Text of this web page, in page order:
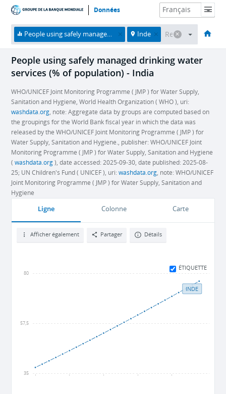
Données
Accueil Économies Données et ressources À propos
People using safely managed drinking water services (% of population) Inde
People using safely managed drinking water
services (% of population) - India
WHO/UNICEF Joint Monitoring Programme ( JMP ) for Water Supply,
Sanitation and Hygiene, World Health Organization ( WHO ), uri:
washdata.org, note: Aggregate data by groups are computed based on
the groupings for the World Bank fiscal year in which the data was
released by the WHO/UNICEF Joint Monitoring Programme ( JMP ) for
Water Supply, Sanitation and Hygiene., publisher: WHO/UNICEF Joint
Monitoring Programme ( JMP ) for Water Supply, Sanitation and Hygiene
(washdata.org ), date accessed: 2025-09-30, date published: 2025-08-
25; UN Children's Fund ( UNICEF ), uri:washdata.org, note: WHO/UNICEF
Joint Monitoring Programme ( JMP ) for Water Supply, Sanitation and
Hygiene
Ligne Colonne Carte
Afficher également Partager Détails
ÉTIQUETTE
35
57,5
80
INDE